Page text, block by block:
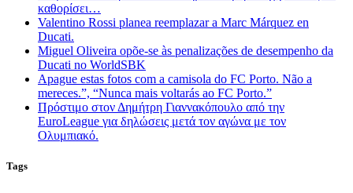
καθορίσει…
Valentino Rossi planea reemplazar a Marc Márquez en
Ducati.
Miguel Oliveira opõe-se às penalizações de desempenho da
Ducati no WorldSBK
Apague estas fotos com a camisola do FC Porto. Não a
mereces.”, “Nunca mais voltarás ao FC Porto.”
Πρόστιμο στον Δημήτρη Γιαννακόπουλο από την
EuroLeague για δηλώσεις μετά τον αγώνα με τον
Ολυμπιακό.
Tags